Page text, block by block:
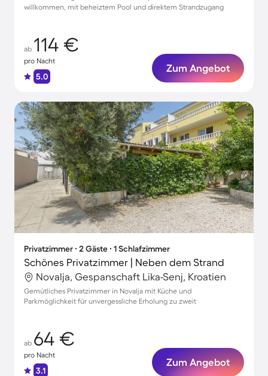
willkommen, mit beheiztem Pool und direktem Strandzugang
ab 114 €
pro Nacht
5.0
Zum Angebot
Privatzimmer ∙ 2 Gäste ∙ 1 Schlafzimmer
Schönes Privatzimmer | Neben dem Strand
Novalja, Gespanschaft Lika-Senj, Kroatien
Gemütliches Privatzimmer in Novalja mit Küche und
Parkmöglichkeit für unvergessliche Erholung zu zweit
ab 64 €
pro Nacht
3.1
Zum Angebot